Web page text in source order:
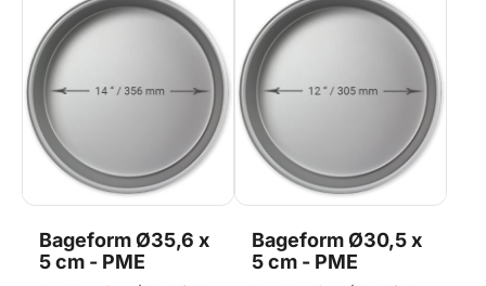
Bageform Ø35,6 x
5 cm - PME
Bageform Ø30,5 x
5 cm - PME